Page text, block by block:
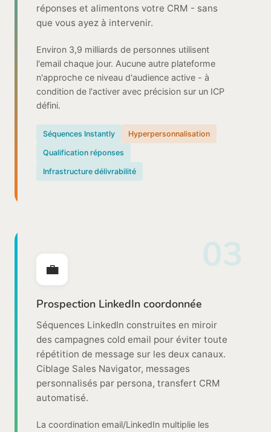
réponses et alimentons votre CRM - sans
que vous ayez à intervenir.
Environ 3,9 milliards de personnes utilisent
l'email chaque jour. Aucune autre plateforme
n'approche ce niveau d'audience active - à
condition de l'activer avec précision sur un ICP
défini.
Séquences Instantly Hyperpersonnalisation
Qualification réponses
Infrastructure délivrabilité
03
💼
Prospection LinkedIn coordonnée
Séquences LinkedIn construites en miroir
des campagnes cold email pour éviter toute
répétition de message sur les deux canaux.
Ciblage Sales Navigator, messages
personnalisés par persona, transfert CRM
automatisé.
La coordination email/LinkedIn multiplie les